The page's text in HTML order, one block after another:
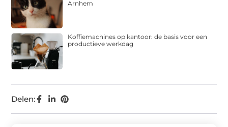
Delen:
Arnhem
Koffiemachines op kantoor: de basis voor een
productieve werkdag